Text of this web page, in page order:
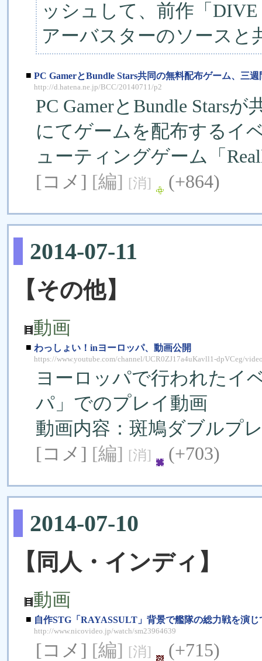
ッシュして、前作「
アーバスターのソースと
■ PC GamerとBundle Stars共同の無料配布ゲーム、三
http://d.hatena.ne.jp/BCC/20140711/p2
PC GamerとBundle Stars
にてゲームを配布するイ
ューティングゲーム「
[コメ] [編] [消] (+864)
2014-07-11
【その他】
動画
■ わっしょい！inヨーロッパ、動画公開
https://www.youtube.com/channel/UCR0ZJ17a4uKavll1-dpVCeg/
ヨーロッパで行われたイ
パ」でのプレイ動画
動画内容：斑鳩ダブルプ
[コメ] [編] [消] (+703)
2014-07-10
【同人・インディ】
動画
■ 自作STG「RAYASSULT」背景で艦隊の総力戦を演
http://www.nicovideo.jp/watch/sm23964639
[コメ] [編] [消] (+715)